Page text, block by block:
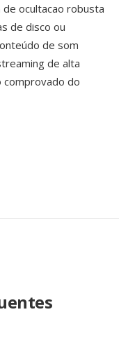
ocultacao robusta
de disco ou
de som
de alta
comprovado do